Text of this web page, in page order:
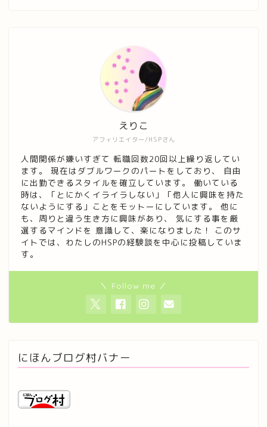
アフィリエイター/HSPさん
えりこ
人間関係が嫌いすぎて 転職回数20回以上繰り返してい
ます。 現在はダブルワークのパートをしており、 自由
に出勤できるスタイルを確立しています。 働いている
時は、「とにかくイライラしない」「他人に興味を持た
ないようにする」ことをモットーにしています。 他に
も、周りと違う生き方に興味があり、 気にする事を厳
選するマインドを 意識して、楽になりました！ このサ
イトでは、わたしのHSPの経験談を中心に投稿していま
す。
＼ Follow me ／
にほんブログ村バナー